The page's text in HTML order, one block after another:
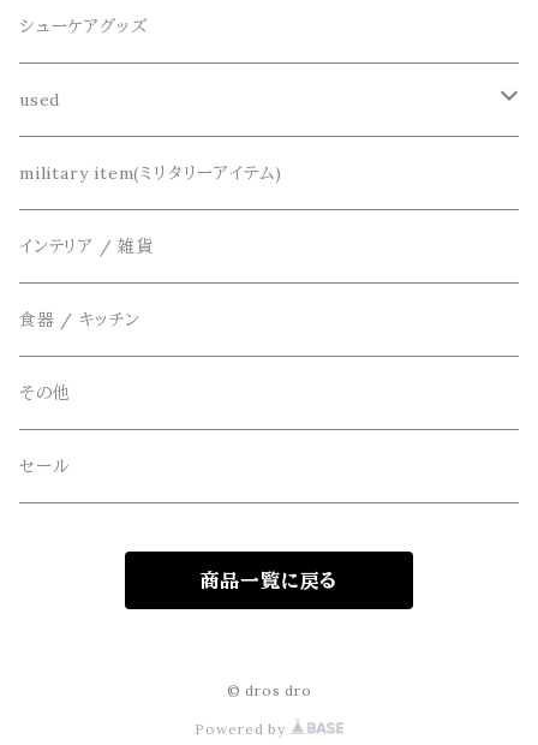
decka(デカ)
dros dro(ドロスドロ)
DETAIL(ディティール)
THE FLAVOR DESIGN(ザ フレーバーデザイン)
FOB FACTORY(エフオービーファクトリー)
Four Seasons Garage(FSG)
freewaters(フリーウォータース)
GLOMA NAUTICA(グローマノーティカ)
シャツ
カーディガン
キーアクセサリー
財布、コインケース、マネークリップ
鞄
シューケアグッズ
used
リメイク
アクセサリー
military item(ミリタリーアイテム)
インテリア / 雑貨
食器 / キッチン
その他
セール
商品一覧に戻る
© dros dro
Powered by